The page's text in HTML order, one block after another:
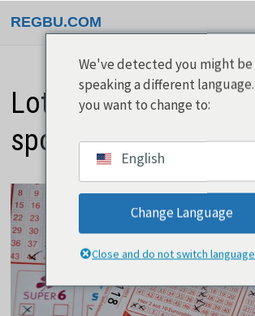
na
REGBU.COM
Loterijní sázení
spoustu možností
We've detected you might be
speaking a different
you want to change to:
English
Change Language
Close and do not switch language